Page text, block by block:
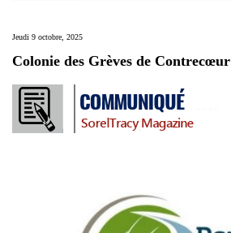
Jeudi 9 octobre, 2025
Colonie des Grèves de Contrecœur